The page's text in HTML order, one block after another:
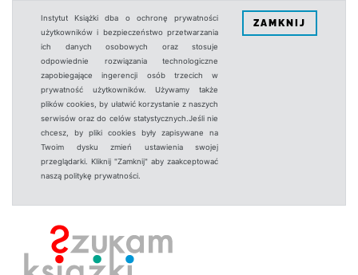
Instytut Książki dba o ochronę prywatności
użytkowników i bezpieczeństwo przetwarzania
ich danych osobowych oraz stosuje
odpowiednie rozwiązania technologiczne
zapobiegające ingerencji osób trzecich w
prywatność użytkowników. Używamy także
plików cookies, by ułatwić korzystanie z naszych
serwisów oraz do celów statystycznych.Jeśli nie
chcesz, by pliki cookies były zapisywane na
Twoim dysku zmień ustawienia swojej
przeglądarki. Kliknij "Zamknij" aby zaakceptować
naszą politykę prywatności.
ZAMKNIJ